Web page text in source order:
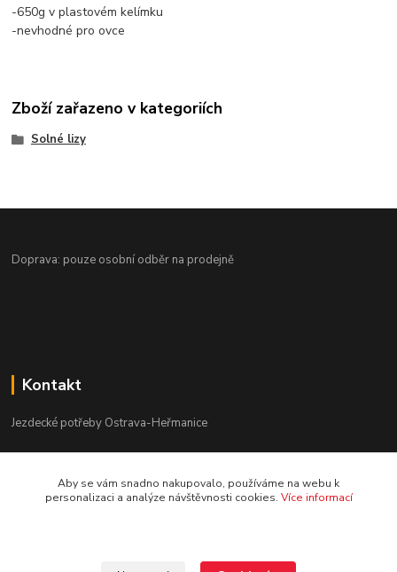
-650g v plastovém kelímku
-nevhodné pro ovce
Zboží zařazeno v kategoriích
Solné lizy
Doprava: pouze osobní odběr na prodejně
Kontakt
Jezdecké potřeby Ostrava-Heřmanice
Po-Pá 9:30 - 17:30
Aby se vám snadno nakupovalo, používáme na webu k
personalizaci a analýze návštěvnosti cookies. Více informací